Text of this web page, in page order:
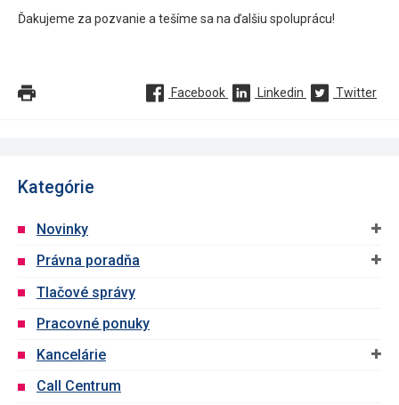
Ďakujeme za pozvanie a tešíme sa na ďalšiu spoluprácu!
Facebook Linkedin Twitter
Kategórie
Novinky
Právna poradňa
Tlačové správy
Pracovné ponuky
Kancelárie
Call Centrum